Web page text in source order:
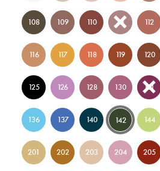
108 109 110 111 112
116 117 118 119 120
125 126 128 130 131
136 137 140 142 144
201 202 203 204 205